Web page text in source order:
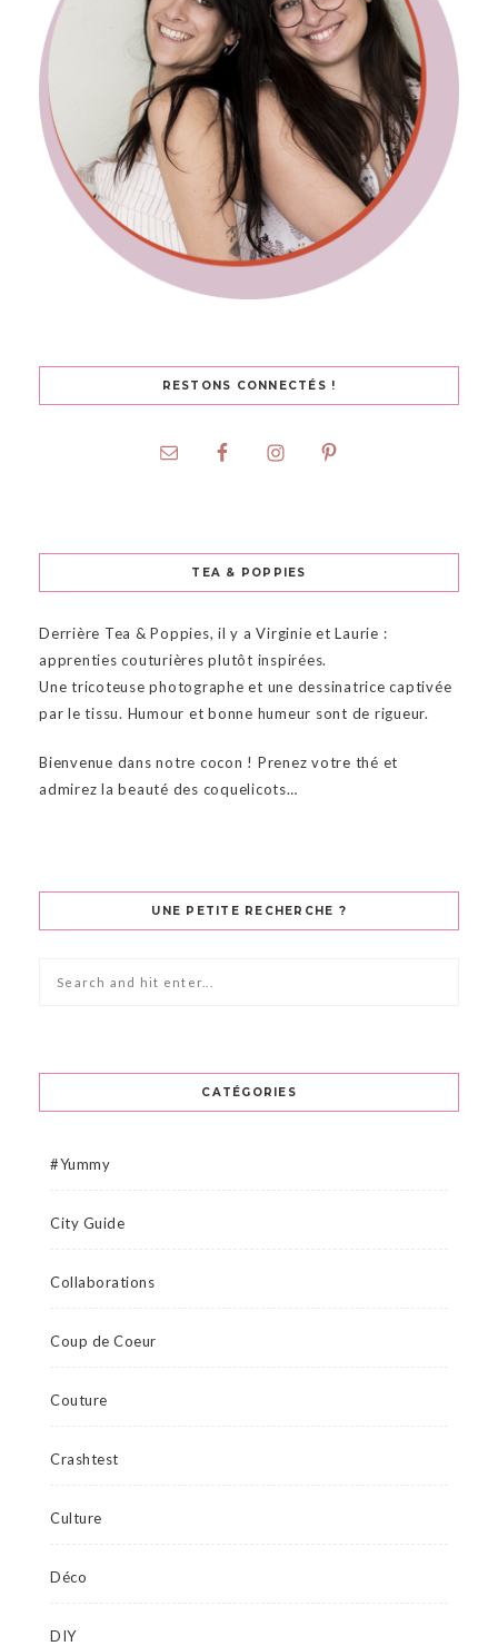
RESTONS CONNECTÉS !
TEA & POPPIES
Derrière Tea & Poppies, il y a Virginie et Laurie :
apprenties couturières plutôt inspirées.
Une tricoteuse photographe et une dessinatrice captivée
par le tissu. Humour et bonne humeur sont de rigueur.
Bienvenue dans notre cocon ! Prenez votre thé et
admirez la beauté des coquelicots…
UNE PETITE RECHERCHE ?
CATÉGORIES
#Yummy
City Guide
Collaborations
Coup de Coeur
Couture
Crashtest
Culture
Déco
DIY